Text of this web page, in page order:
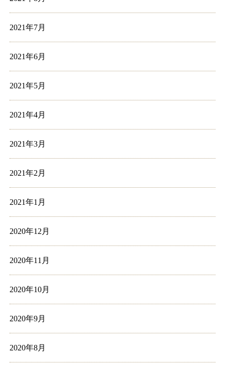
2021年7月
2021年6月
2021年5月
2021年4月
2021年3月
2021年2月
2021年1月
2020年12月
2020年11月
2020年10月
2020年9月
2020年8月